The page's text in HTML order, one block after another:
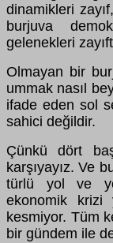
dinamikleri
burjuva
gelenekleri
Olmayan bir
ummak nasıl
ifade eden sol
sahici değildir.
Çünkü dört
karşıyayız. Ve
türlü yol ve
ekonomik krizi
kesmiyor. Tüm
bir gündem ile